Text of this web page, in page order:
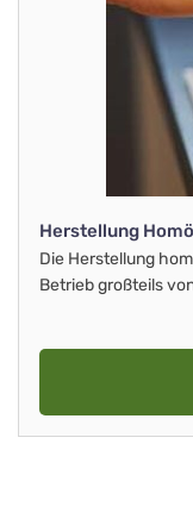
Herstellung
Die Herstellung
Betrieb großteils